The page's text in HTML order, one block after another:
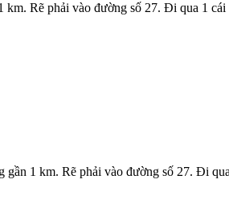
Rẽ phải vào đường số 27. Đi qua 1
1 km. Rẽ phải vào đường số 27. Đi